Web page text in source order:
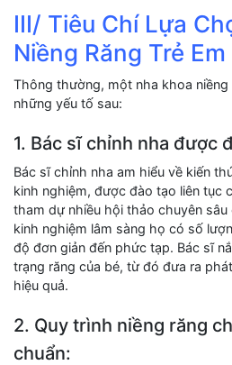
III/ Tiêu Chí Lựa
Niềng Răng Trẻ
Thông thường, một nha khoa niềng
những yếu tố sau:
1. Bác sĩ chỉnh nha được
Bác sĩ chỉnh nha am hiểu về kiến
kinh nghiệm, được đào tạo liên tục
tham dự nhiều hội thảo chuyên
kinh nghiệm lâm sàng họ có số
độ đơn giản đến phức tạp. Bác sĩ
trạng răng của bé, từ đó đưa ra
hiệu quả.
2. Quy trình niềng răng
chuẩn: